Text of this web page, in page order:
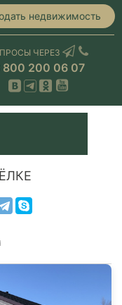
недвижимость
ЧЕРЕЗ
800 200 06 07